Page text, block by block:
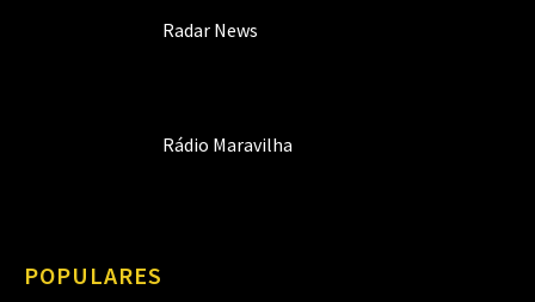
Radar News
Rádio Maravilha
POPULARES